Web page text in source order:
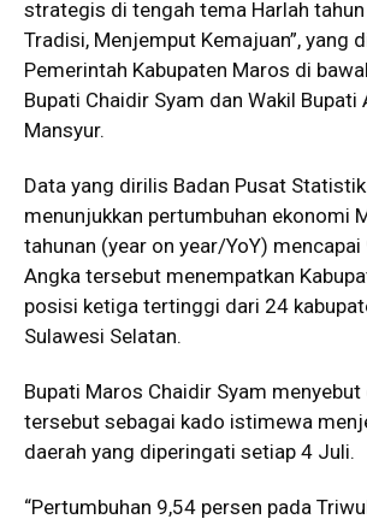
strategis di tengah tema Harlah tahun
Tradisi, Menjemput Kemajuan”, yang
Pemerintah Kabupaten Maros di
Bupati Chaidir Syam dan Wakil
Mansyur.
Data yang dirilis Badan Pusat Statistik
menunjukkan pertumbuhan ekonomi
tahunan (year on year/YoY) mencapai
Angka tersebut menempatkan
posisi ketiga tertinggi dari 24
Sulawesi Selatan.
Bupati Maros Chaidir Syam menyebut
tersebut sebagai kado istimewa
daerah yang diperingati setiap 4 Juli.
“Pertumbuhan 9,54 persen pada